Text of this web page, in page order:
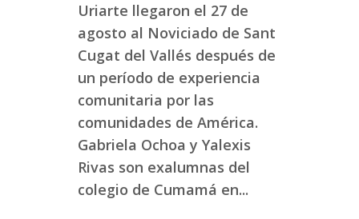
Uriarte llegaron el 27 de
agosto al Noviciado de Sant
Cugat del Vallés después de
un período de experiencia
comunitaria por las
comunidades de América.
Gabriela Ochoa y Yalexis
Rivas son exalumnas del
colegio de Cumamá en...